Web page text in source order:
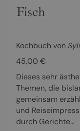
Fisch
Kochbuch von
45,00 €
Dieses sehr
Themen, die
gemeinsam
und
durch Gerichte...